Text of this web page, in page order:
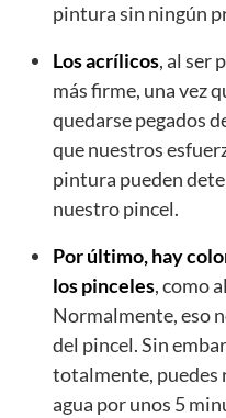
pintura sin ningún
Los acrílicos, al ser
más firme, una vez
quedarse pegados
que nuestros
pintura pueden
nuestro pincel.
Por último, hay
los pinceles, como
Normalmente, eso
del pincel. Sin
totalmente, puedes
agua por unos 5